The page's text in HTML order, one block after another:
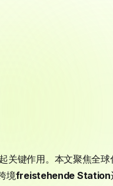
关键作用。本文聚焦全
境freistehende Station